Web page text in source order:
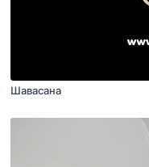
Шавасана